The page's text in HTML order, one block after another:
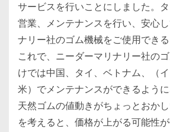
サービスを行いことにしました。
営業、メンテナンスを行い、安心
ナリー社のゴム機械をご使用でき
これで、ニーダーマリナリー社の
けでは中国、タイ、ベトナム、（
米）でメンテナンスができるように
天然ゴムの値動きがちょっとおか
を考えると、価格が上がる可能性